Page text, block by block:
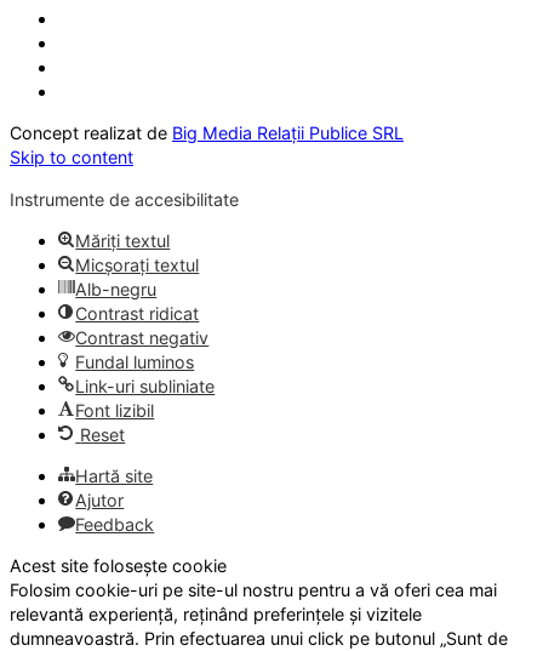
Concept realizat de Big Media Relații Publice SRL
Skip to content
Instrumente de accesibilitate
Măriți textul
Micșorați textul
Alb-negru
Contrast ridicat
Contrast negativ
Fundal luminos
Link-uri subliniate
Font lizibil
Reset
Hartă site
Ajutor
Feedback
Acest site folosește cookie
Folosim cookie-uri pe site-ul nostru pentru a vă oferi cea mai
relevantă experiență, reținând preferințele și vizitele
dumneavoastră. Prin efectuarea unui click pe butonul „Sunt de